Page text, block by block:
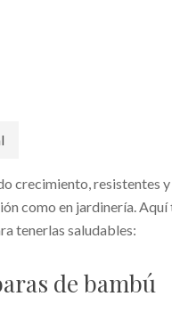
crecimiento, resistentes
como en jardinería. Aquí
tenerlas saludables:
de bambú